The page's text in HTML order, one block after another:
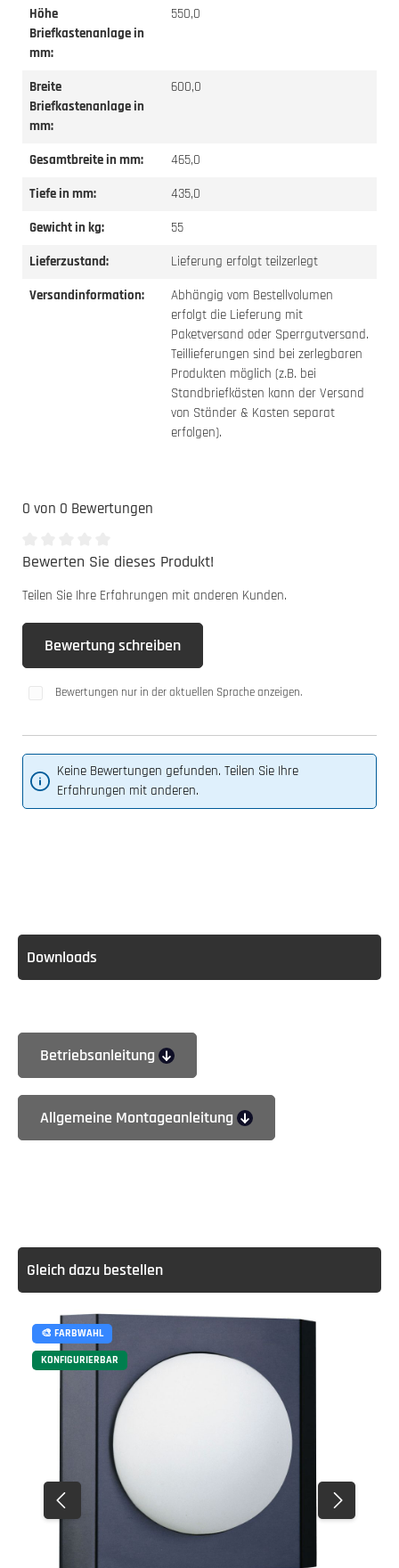
Höhe
Briefkastenanlage in
mm:
550,0
Breite
Briefkastenanlage in
mm:
600,0
Gesamtbreite in mm:
465,0
Tiefe in mm:
435,0
Gewicht in kg:
55
Lieferzustand:
Lieferung erfolgt teilzerlegt
Versandinformation:
Abhängig vom Bestellvolumen
erfolgt die Lieferung mit
Paketversand oder Sperrgutversand.
Teillieferungen sind bei zerlegbaren
Produkten möglich (z.B. bei
Standbriefkästen kann der Versand
von Ständer & Kasten separat
erfolgen).
0 von 0 Bewertungen
Durchschnittliche Bewertung von 0 von 5 Sternen
Bewerten Sie dieses Produkt!
Teilen Sie Ihre Erfahrungen mit anderen Kunden.
Bewertung schreiben
Bewertungen nur in der aktuellen Sprache anzeigen.
Keine Bewertungen gefunden. Teilen Sie Ihre
Erfahrungen mit anderen.
Downloads
Betriebsanleitung
Allgemeine Montageanleitung
Gleich dazu bestellen
🎨 FARBWAHL
KONFIGURIERBAR